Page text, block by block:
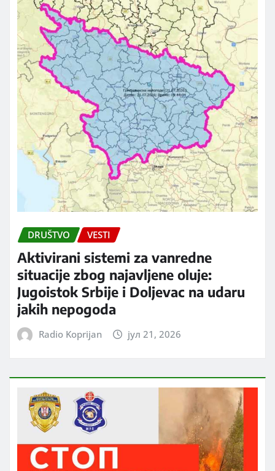
DRUŠTVO VESTI
Aktivirani sistemi za vanredne
situacije zbog najavljene oluje:
Jugoistok Srbije i Doljevac na udaru
jakih nepogoda
Radio Koprijan јул 21, 2026